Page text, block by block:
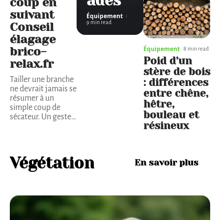
suivant
Conseil
élagage
brico-
relax.fr
Tailler une branche
ne devrait jamais se
résumer à un
simple coup de
sécateur. Un geste…
Équipement
9 min read
Équipement 8 min read
Poid d’un
stère de bois
: différences
entre chêne,
hêtre,
bouleau et
résineux
Végétation En savoir plus